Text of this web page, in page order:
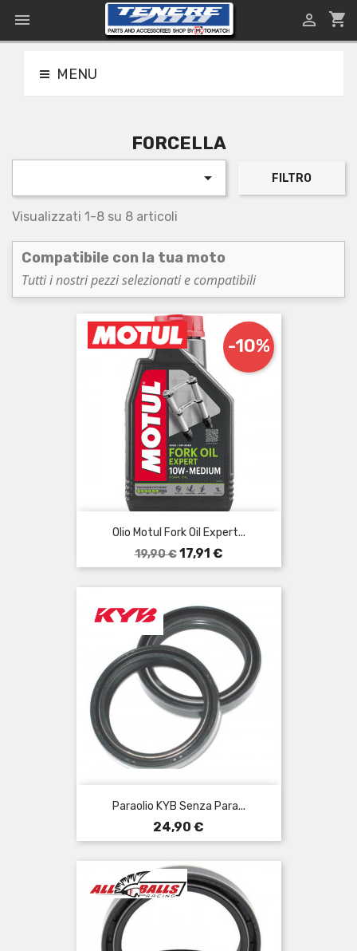
 shopping_cart

MENU
FORCELLA
 FILTRO
Visualizzati 1-8 su 8 articoli
Compatibile con la tua moto
Tutti i nostri pezzi selezionati e compatibili
Olio Motul Fork Oil Expert...
Prezzo
base
19,90 €
-10%
Prezzo
17,91 €
Paraolio KYB Senza Para...
Prezzo
24,90 €